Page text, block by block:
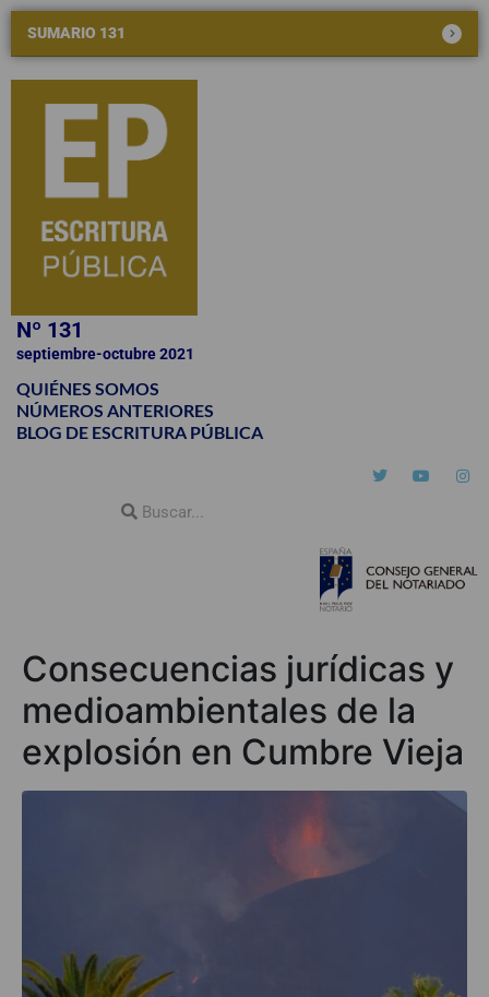
SUMARIO 131
Nº 131
septiembre-octubre 2021
QUIÉNES SOMOS
NÚMEROS ANTERIORES
BLOG DE ESCRITURA PÚBLICA
Consecuencias jurídicas y
medioambientales de la
explosión en Cumbre Vieja